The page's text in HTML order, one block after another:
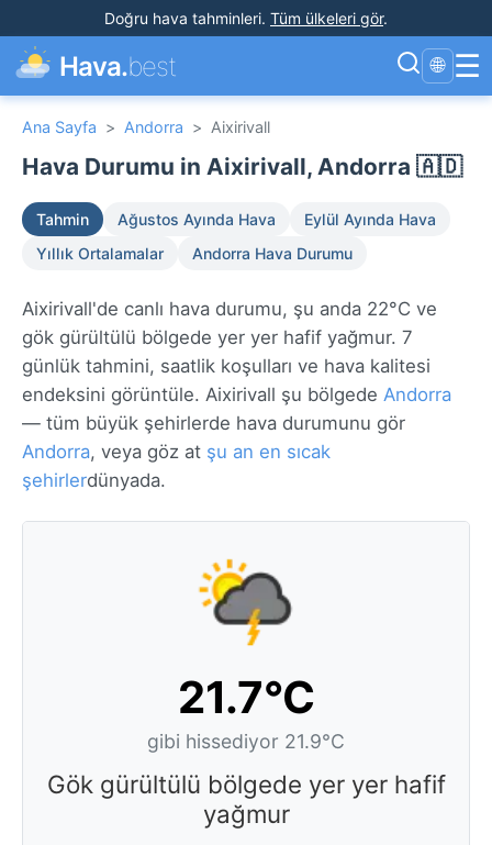
Doğru hava tahminleri. Tüm ülkeleri gör.
Hava.best 🌐 ☰
Ana Sayfa > Andorra > Aixirivall
Hava Durumu in Aixirivall, Andorra 🇦🇩
Tahmin Ağustos Ayında Hava
Eylül Ayında Hava
Yıllık Ortalamalar
Andorra Hava Durumu
Aixirivall'de canlı hava durumu, şu anda 22°C ve
gök gürültülü bölgede yer yer hafif yağmur. 7
günlük tahmini, saatlik koşulları ve hava kalitesi
endeksini görüntüle. Aixirivall şu bölgede Andorra
— tüm büyük şehirlerde hava durumunu gör
Andorra, veya göz at şu an en sıcak
şehirlerdünyada.
21.7°C
gibi hissediyor 21.9°C
Gök gürültülü bölgede yer yer hafif
yağmur